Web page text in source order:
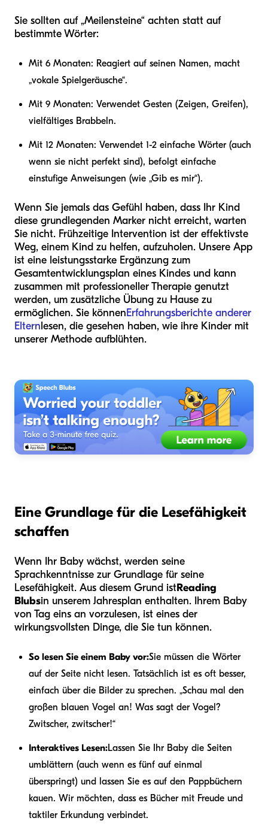
Sie sollten auf „Meilensteine“ achten statt auf
bestimmte Wörter:
Mit 6 Monaten: Reagiert auf seinen Namen, macht
„vokale Spielgeräusche“.
Mit 9 Monaten: Verwendet Gesten (Zeigen, Greifen),
vielfältiges Brabbeln.
Mit 12 Monaten: Verwendet 1-2 einfache Wörter (auch
wenn sie nicht perfekt sind), befolgt einfache
einstufige Anweisungen (wie „Gib es mir“).
Wenn Sie jemals das Gefühl haben, dass Ihr Kind
diese grundlegenden Marker nicht erreicht, warten
Sie nicht. Frühzeitige Intervention ist der effektivste
Weg, einem Kind zu helfen, aufzuholen. Unsere App
ist eine leistungsstarke Ergänzung zum
Gesamtentwicklungsplan eines Kindes und kann
zusammen mit professioneller Therapie genutzt
werden, um zusätzliche Übung zu Hause zu
ermöglichen. Sie könnenErfahrungsberichte anderer
Elternlesen, die gesehen haben, wie ihre Kinder mit
unserer Methode aufblühten.
Eine Grundlage für die Lesefähigkeit
schaffen
Wenn Ihr Baby wächst, werden seine
Sprachkenntnisse zur Grundlage für seine
Lesefähigkeit. Aus diesem Grund istReading
Blubsin unserem Jahresplan enthalten. Ihrem Baby
von Tag eins an vorzulesen, ist eines der
wirkungsvollsten Dinge, die Sie tun können.
So lesen Sie einem Baby vor:Sie müssen die Wörter
auf der Seite nicht lesen. Tatsächlich ist es oft besser,
einfach über die Bilder zu sprechen. „Schau mal den
großen blauen Vogel an! Was sagt der Vogel?
Zwitscher, zwitscher!“
Interaktives Lesen:Lassen Sie Ihr Baby die Seiten
umblättern (auch wenn es fünf auf einmal
überspringt) und lassen Sie es auf den Pappbüchern
kauen. Wir möchten, dass es Bücher mit Freude und
taktiler Erkundung verbindet.